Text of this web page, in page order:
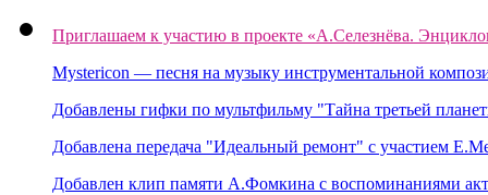
Приглашаем к участию в проекте «А.Селезнёва.
Mystericon — песня на музыку инструментальной
Добавлены гифки по мультфильму "Тайна третьей
Добавлена передача "Идеальный ремонт" с участием
Добавлен клип памяти А.Фомкина с воспоминаниями